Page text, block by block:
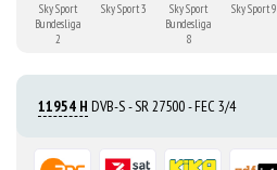
Sky Sport
Bundesliga
2
Sky Sport 3
Sky Sport
Bundesliga
8
Sky Sport 9
11954 H DVB-S - SR 27500 - FEC 3/4